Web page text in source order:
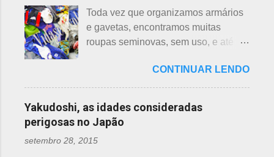
largas e cor única: verde. As folhas
crescem para o alto, em hastes
longas. As raízes são comestíveis,
produzindo o renkon. Detalhei sobre
flor de lotus, na postagem anterior
e imagens de uma pla...
acabou esquecido, até que postei
sobre esses baldes de água
dispostos em alguns bairros de
Arashiyama, em Kyoto, inclusive nos
jardins do Heian Jinja. Esses baldes
com água, escritos 消火用, ou Shōka-
yō, balde para combate a incêndios,
Toda vez que organizamos armários
e gavetas, encontramos muitas
roupas seminovas, sem uso, e até
Roupas de crianças, em perfeito
estado, que não servem mais, peças
novas, semi novas, de pouco uso. O
que fazer com elas? No Japão,
deparamos com este problema: a
quem doar. Existem lojas que
CONTINUAR LENDO
Yakudoshi, as idades consideradas
perigosas no Japão
setembro 28, 2015